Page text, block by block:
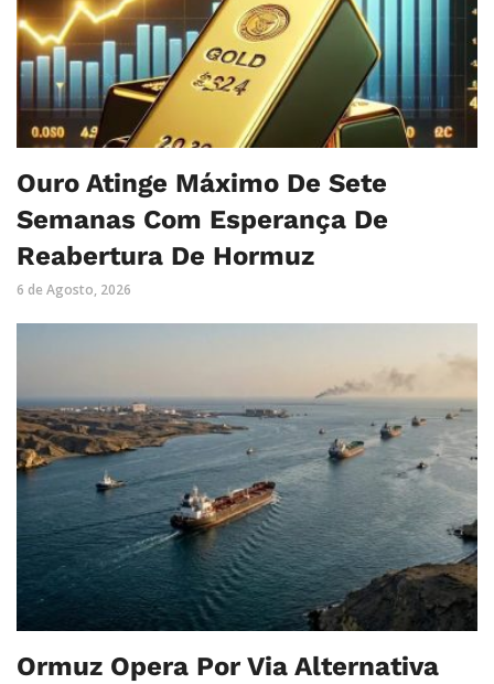
Ouro Atinge Máximo De Sete
Semanas Com Esperança De
Reabertura De Hormuz
6 de Agosto, 2026
Ormuz Opera Por Via Alternativa